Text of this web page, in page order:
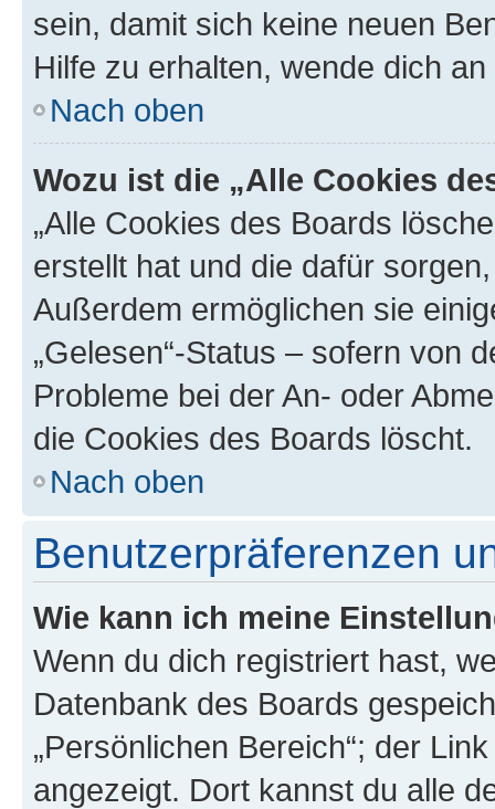
sein, damit sich keine neuen
Hilfe zu erhalten, wende dich
Nach oben
Wozu ist die „Alle Cookies
„Alle Cookies des Boards
erstellt hat und die dafür
Außerdem ermöglichen sie
„Gelesen“-Status – sofern von
Probleme bei der An- oder
die Cookies des Boards löscht.
Nach oben
Benutzerpräferenzen
Wie kann ich meine
Wenn du dich registriert hast,
Datenbank des Boards
„Persönlichen Bereich“; der
angezeigt. Dort kannst du alle